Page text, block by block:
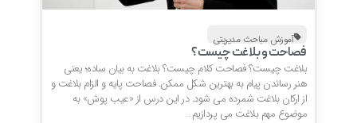
آموزش مباحث مدیریتی
فصاحت و بلاغت چیست؟
بلاغت چیست؟ فصاحت کلام چیست؟ بلاغت به بیان ساده؛ یعنی
هنر رساندن پیام به بهترین شکل ممکن. فصاحت پایه و الزام بلاغت و
از ارکان بلاغت شمرده می شود. در این درس از «عیب پوش» به
موضوع مهم بلاغت می پردازیم…